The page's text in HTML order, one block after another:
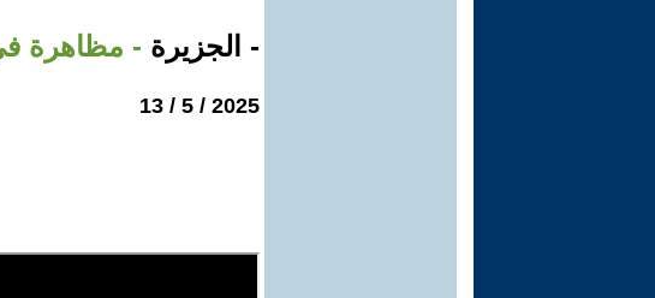
- الجزيرة - مظاهرة
2025 / 5 / 13